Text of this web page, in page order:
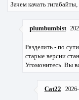
Зачем качать
plumbumbist
Разделить - по
старые версии
Угомонитесь. Вы
Cat22